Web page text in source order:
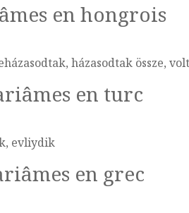
en hongrois
házasodtak össze,
en turc
evliydik
en grec